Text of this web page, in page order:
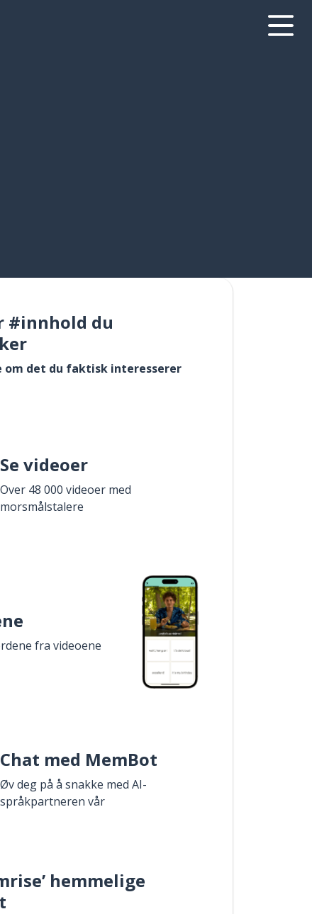
#innhold du
om det du faktisk interesserer
Se videoer
Over 48 000 videoer med
morsmålstalere
fra videoene
Chat med MemBot
Øv deg på å snakke med AI-
språkpartneren vår
hemmelige